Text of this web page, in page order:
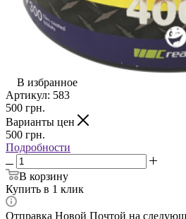
В избранное
Артикул: 583
500 грн.
Варианты цен
500 грн.
Подробности
В корзину
Купить в 1 клик
Отправка Новой Почтой на